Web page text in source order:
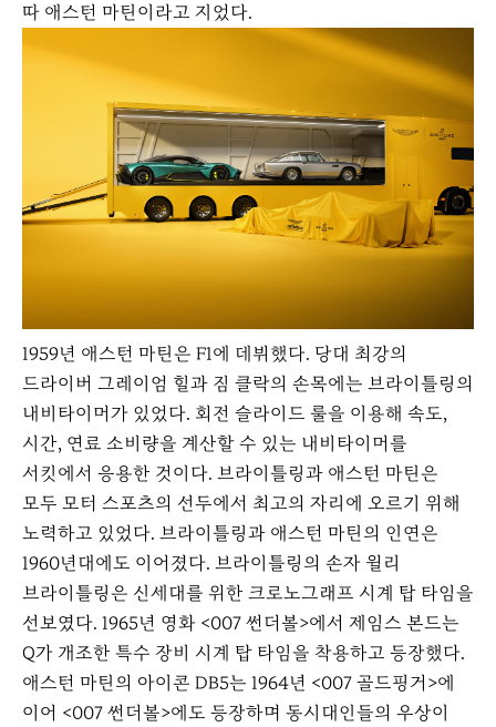
따 애스턴 마틴이라고 지었다.
1959년 애스턴 마틴은 F1에 데뷔했다. 당대 최강의
드라이버 그레이엄 힐과 짐 클락의 손목에는 브라이틀링의
내비타이머가 있었다. 회전 슬라이드 룰을 이용해 속도,
시간, 연료 소비량을 계산할 수 있는 내비타이머를
서킷에서 응용한 것이다. 브라이틀링과 애스턴 마틴은
모두 모터 스포츠의 선두에서 최고의 자리에 오르기 위해
노력하고 있었다. 브라이틀링과 애스턴 마틴의 인연은
1960년대에도 이어졌다. 브라이틀링의 손자 윌리
브라이틀링은 신세대를 위한 크로노그래프 시계 탑 타임을
선보였다. 1965년 영화 <007 썬더볼>에서 제임스 본드는
Q가 개조한 특수 장비 시계 탑 타임을 착용하고 등장했다.
애스턴 마틴의 아이콘 DB5는 1964년 <007 골드핑거>에
이어 <007 썬더볼>에도 등장하며 동시대인들의 우상이